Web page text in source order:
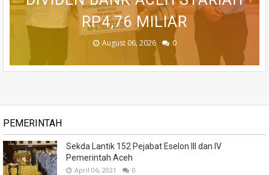
HUT RI KE-81
August 06, 2026 0
RP4,76 MILIAR
August 06, 2026 0
TENGAH
August 06, 2026 0
MASYARAKAT
August 05, 2026 0
STUNTING
August 04, 2026 0
PEMERINTAH
Sekda Lantik 152 Pejabat Eselon III dan IV
Pemerintah Aceh
April 06, 2021 0